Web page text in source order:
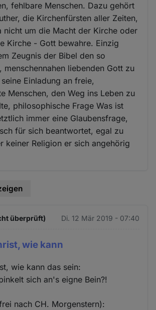
fehlbare Menschen. Dazu gehört
die Kirchenfürsten aller Zeiten,
nicht um die Macht der Kirche oder
Kirche - Gott bewahre. Einzig
Zeugnis der Bibel den so
menschennahen liebenden Gott zu
Einladung an freie,
Menschen, den Weg ins Leben zu
philosophische Frage Was ist
immer eine Glaubensfrage,
für sich beantwortet, egal zu
keiner Religion er sich angehörig
überprüft) Di. 12 Mär 2019 - 07:40
wie kann
wie kann das sein:
sich an's eigne Bein?!
nach CH. Morgenstern):